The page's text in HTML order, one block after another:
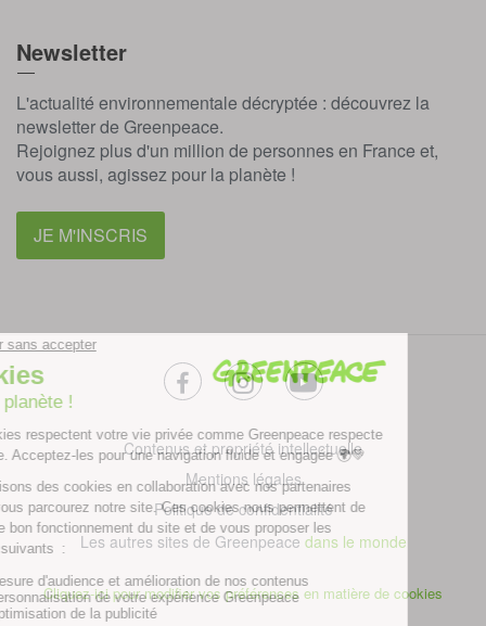
Newsletter
L'actualité environnementale décryptée : découvrez la
newsletter de Greenpeace.
Rejoignez plus d'un million de personnes en France et,
vous aussi, agissez pour la planète !
JE M'INSCRIS
facebookinstagramyoutube
Contenus et propriété intellectuelle
Mentions légales
Politique de confidentialité
Les autres sites de Greenpeace dans le monde
Cliquez-ici pour modifier vos préférences en matière de cookies